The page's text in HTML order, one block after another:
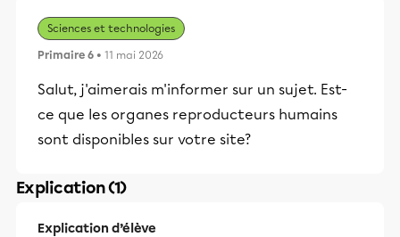
Sciences et technologies
Primaire 6 • 11 mai 2026
Salut, j'aimerais m'informer sur un sujet. Est-
ce que les organes reproducteurs humains
sont disponibles sur votre site?
Explication (1)
Explication d’élève